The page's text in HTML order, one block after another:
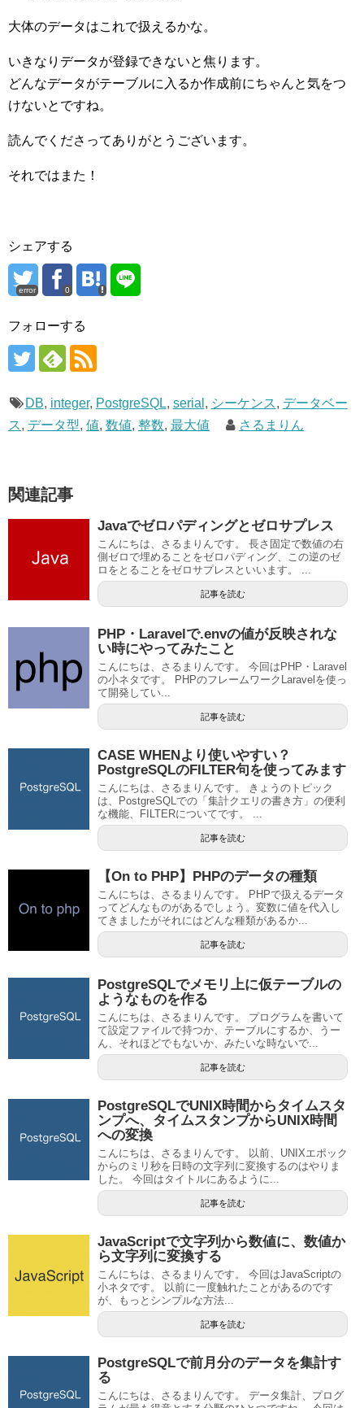
大体のデータはこれで扱えるかな。
いきなりデータが登録できないと焦ります。
どんなデータがテーブルに入るか作成前にちゃんと気をつ
けないとですね。
読んでくださってありがとうございます。
それではまた！
シェアする
error 0
フォローする
DB, integer, PostgreSQL, serial , シーケンス, データベー
ス, データ型, 値, 数値, 整数, 最大値 さるまりん
関連記事
Javaでゼロパディングとゼロサプレス
こんにちは、さるまりんです。 長さ固定で数値の右
側ゼロで埋めることをゼロパディング、この逆のゼ
ロをとることをゼロサプレスといいます。 ...
記事を読む
PHP・Laravelで.envの値が反映されな
い時にやってみたこと
こんにちは、さるまりんです。 今回はPHP・Laravel
の小ネタです。 PHPのフレームワークLaravelを使っ
て開発してい...
記事を読む
CASE WHENより使いやすい？
PostgreSQLのFILTER句を使ってみます
こんにちは、さるまりんです。 きょうのトピック
は、PostgreSQLでの「集計クエリの書き方」の便利
な機能、FILTERについてです。 ...
記事を読む
【On to PHP】PHPのデータの種類
こんにちは、さるまりんです。 PHPで扱えるデータ
ってどんなものがあるでしょう。変数に値を代入し
てきましたがそれにはどんな種類があるか...
記事を読む
PostgreSQLでメモリ上に仮テーブルの
ようなものを作る
こんにちは、さるまりんです。 プログラムを書いて
て設定ファイルで持つか、テーブルにするか、うー
ん、それほどでもないか、みたいな時ないで...
記事を読む
PostgreSQLでUNIX時間からタイムスタ
ンプへ、タイムスタンプからUNIX時間
への変換
こんにちは、さるまりんです。 以前、UNIXエポック
からのミリ秒を日時の文字列に変換するのはやりま
した。 今回はタイトルにあるように...
記事を読む
JavaScriptで文字列から数値に、数値か
ら文字列に変換する
こんにちは、さるまりんです。 今回はJavaScriptの
小ネタです。 以前に一度触れたことがあるのです
が、もっとシンプルな方法...
記事を読む
PostgreSQLで前月分のデータを集計す
る
こんにちは、さるまりんです。 データ集計、プログ